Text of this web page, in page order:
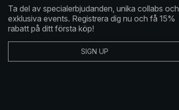
Ta del av specialerbjudanden, unika collabs och
exklusiva events. Registrera dig nu och få 15%
rabatt på ditt första köp!
SIGN UP